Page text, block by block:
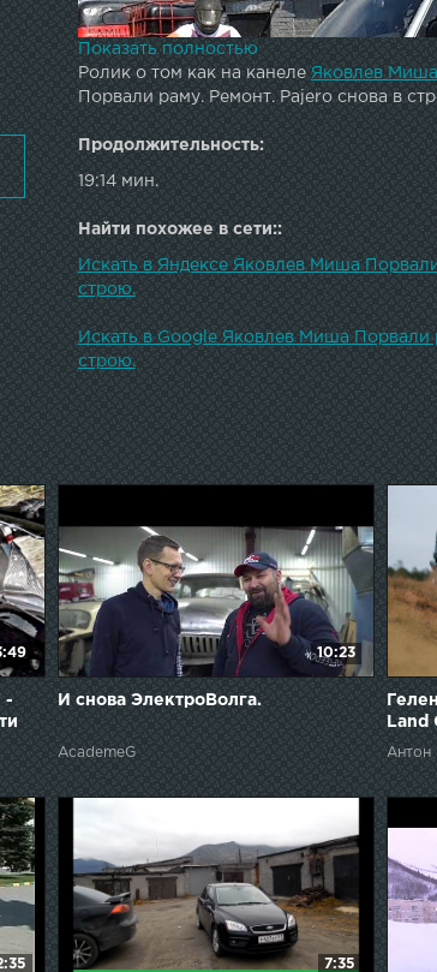
Показать полностью
Ролик о том как на канелеЯковлев Миша
Порвали раму. Ремонт. Pajero снова в
Продолжительность:
19:14 мин.
Найти похожее в сети::
Искать в Яндексе Яковлев Миша
строю.
Искать в Google Яковлев Миша Порвали
строю.
-
10:23
И снова ЭлектроВолга.
AcademeG
Land
Антон
7:35